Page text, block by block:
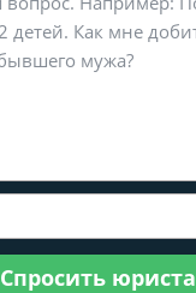
Спросить юриста